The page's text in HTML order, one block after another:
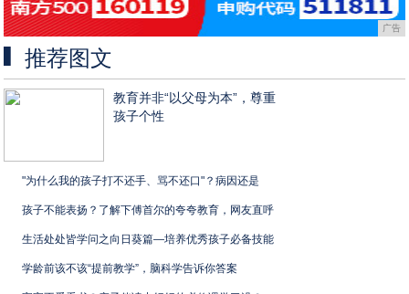
广告
推荐图文
教育并非“以父母为本”，尊重
孩子个性
"为什么我的孩子打不还手、骂不还口"？病因还是
孩子不能表扬？了解下傅首尔的夸夸教育，网友直呼
生活处处皆学问之向日葵篇—培养优秀孩子必备技能
学龄前该不该“提前教学”，脑科学告诉你答案